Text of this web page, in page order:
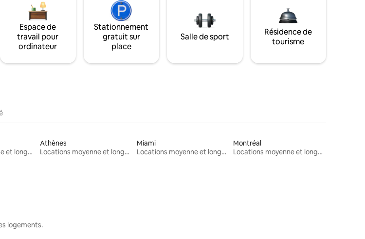
Espace de
travail pour
ordinateur
Stationnement
gratuit sur
place
Salle de sport
Résidence de
tourisme
Locations moyenne et longue durée
Athènes
Locations moyenne et longue durée
Miami
Locations moyenne et longue durée
Montréal
Locations moyenne et longue durée
logements.